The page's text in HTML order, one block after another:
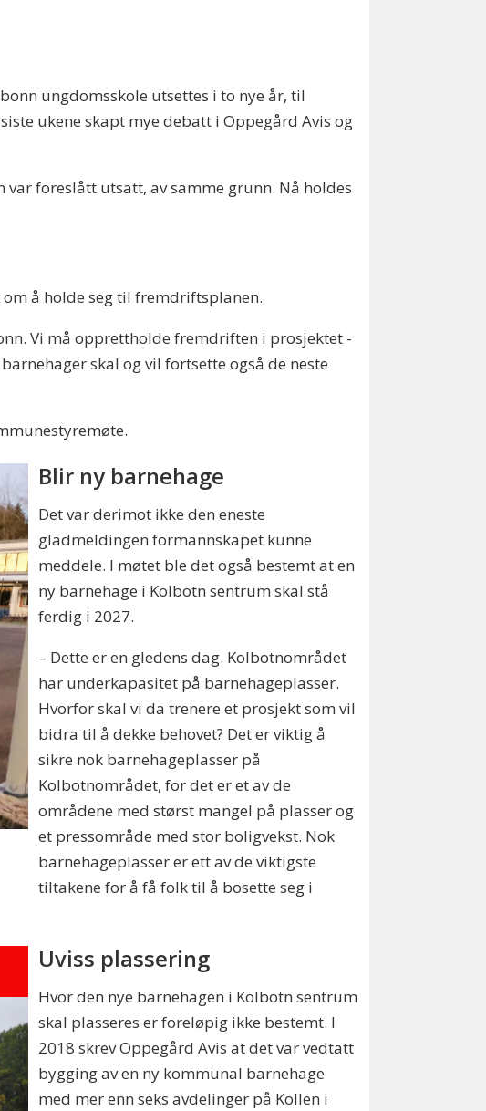
ungdomsskole utsettes i to nye år, til
ukene skapt mye debatt i Oppegård Avis og
foreslått utsatt, av samme grunn. Nå holdes
å holde seg til fremdriftsplanen.
Vi må opprettholde fremdriften i prosjektet -
skal og vil fortsette også de neste
Blir ny barnehage
Det var derimot ikke den eneste
gladmeldingen formannskapet kunne
meddele. I møtet ble det også bestemt at en
ny barnehage i Kolbotn sentrum skal stå
ferdig i 2027.
– Dette er en gledens dag. Kolbotnområdet
har underkapasitet på barnehageplasser.
Hvorfor skal vi da trenere et prosjekt som vil
bidra til å dekke behovet? Det er viktig å
sikre nok barnehageplasser på
Kolbotnområdet, for det er et av de
områdene med størst mangel på plasser og
et pressområde med stor boligvekst. Nok
barnehageplasser er ett av de viktigste
tiltakene for å få folk til å bosette seg i
Uviss plassering
Hvor den nye barnehagen i Kolbotn sentrum
skal plasseres er foreløpig ikke bestemt. I
2018 skrev Oppegård Avis at det var vedtatt
bygging av en ny kommunal barnehage
med mer enn seks avdelinger på Kollen i